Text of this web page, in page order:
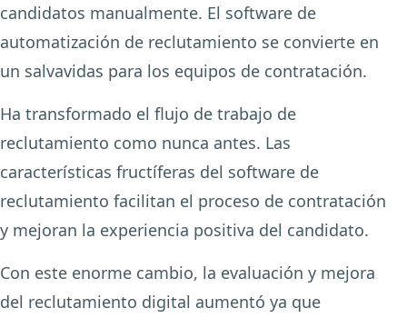
candidatos manualmente. El software de
automatización de reclutamiento se convierte en
un salvavidas para los equipos de contratación.
Ha transformado el flujo de trabajo de
reclutamiento como nunca antes. Las
características fructíferas del software de
reclutamiento facilitan el proceso de contratación
y mejoran la experiencia positiva del candidato.
Con este enorme cambio, la evaluación y mejora
del reclutamiento digital aumentó ya que